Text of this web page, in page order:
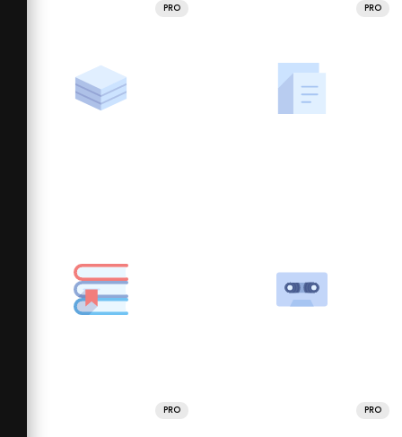
PRO PRO
PRO PRO